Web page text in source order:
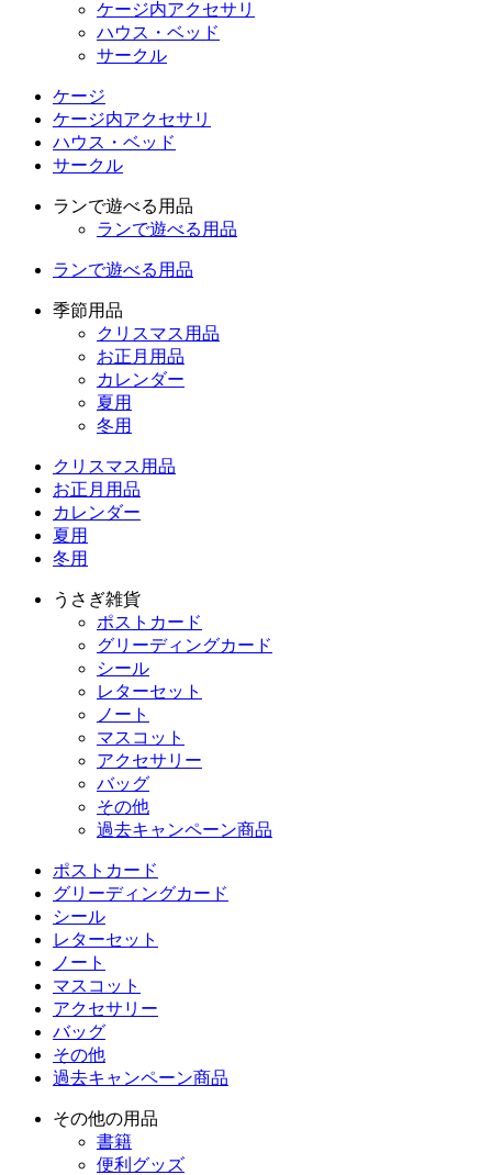
ケージ内アクセサリ
ハウス・ベッド
サークル
ケージ
ケージ内アクセサリ
ハウス・ベッド
サークル
ランで遊べる用品
ランで遊べる用品
ランで遊べる用品
季節用品
クリスマス用品
お正月用品
カレンダー
夏用
冬用
クリスマス用品
お正月用品
カレンダー
夏用
冬用
うさぎ雑貨
ポストカード
グリーディングカード
シール
レターセット
ノート
マスコット
アクセサリー
バッグ
その他
過去キャンペーン商品
ポストカード
グリーディングカード
シール
レターセット
ノート
マスコット
アクセサリー
バッグ
その他
過去キャンペーン商品
その他の用品
書籍
便利グッズ